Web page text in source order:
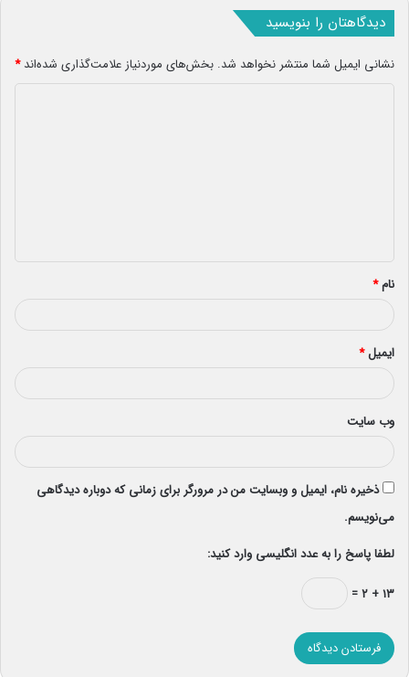
دیدگاهتان را بنویسید
نشانی ایمیل شما منتشر نخواهد شد. بخش‌های موردنیاز علامت‌گذاری شده‌اند*
*
نام*
ایمیل*
وب‌ سایت
ذخیره نام، ایمیل و وبسایت من در مرورگر برای زمانی که دوباره دیدگاهی
می‌نویسم.
لطفا پاسخ را به عدد انگلیسی وارد کنید:
۱۳ + ۲ =